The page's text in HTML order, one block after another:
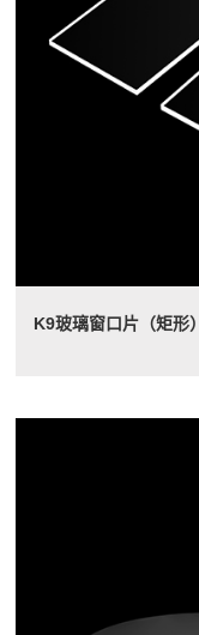
K9玻璃窗口片（矩形）